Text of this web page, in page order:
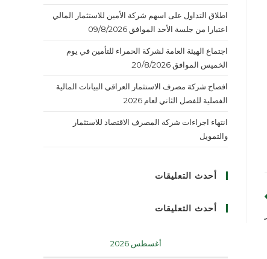
اطلاق التداول على اسهم شركة الأمين للاستثمار المالي
اعتبارا من جلسة الأحد الموافق 09/8/2026
اجتماع الهيئة العامة لشركة الحمراء للتأمين في يوم
الخميس الموافق 20/8/2026.
افصاح شركة مصرف الاستثمار العراقي البيانات المالية
الفصلية للفصل الثاني لعام 2026
انتهاء اجراءات شركة المصرف الاقتصاد للاستثمار
والتمويل
أحدث التعليقات
أحدث التعليقات
أغسطس 2026